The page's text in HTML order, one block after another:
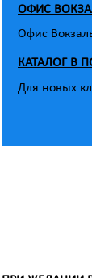
ОФИС
Офис
КАТАЛОГ В
Для новых